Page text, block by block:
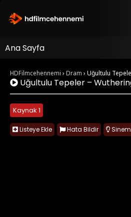
Ana Sayfa
HDFilmcehennemi › Dram › Uğultulu
Uğultulu Tepeler –
Kaynak 1
Listeye Ekle Hata Bildir